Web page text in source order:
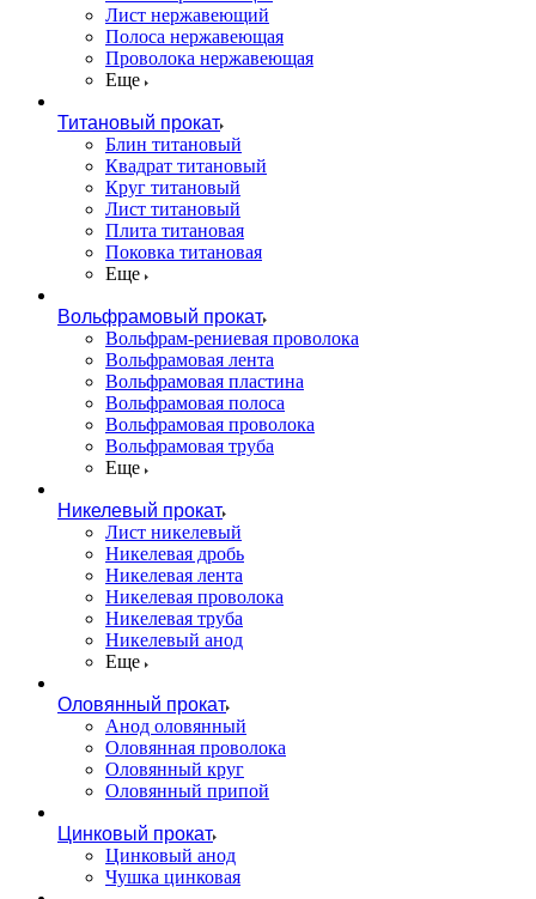
Лист нержавеющий
Полоса нержавеющая
Проволока нержавеющая
Еще
Титановый прокат
Блин титановый
Квадрат титановый
Круг титановый
Лист титановый
Плита титановая
Поковка титановая
Еще
Вольфрамовый прокат
Вольфрам-рениевая проволока
Вольфрамовая лента
Вольфрамовая пластина
Вольфрамовая полоса
Вольфрамовая проволока
Вольфрамовая труба
Еще
Никелевый прокат
Лист никелевый
Никелевая дробь
Никелевая лента
Никелевая проволока
Никелевая труба
Никелевый анод
Еще
Оловянный прокат
Анод оловянный
Оловянная проволока
Оловянный круг
Оловянный припой
Цинковый прокат
Цинковый анод
Чушка цинковая